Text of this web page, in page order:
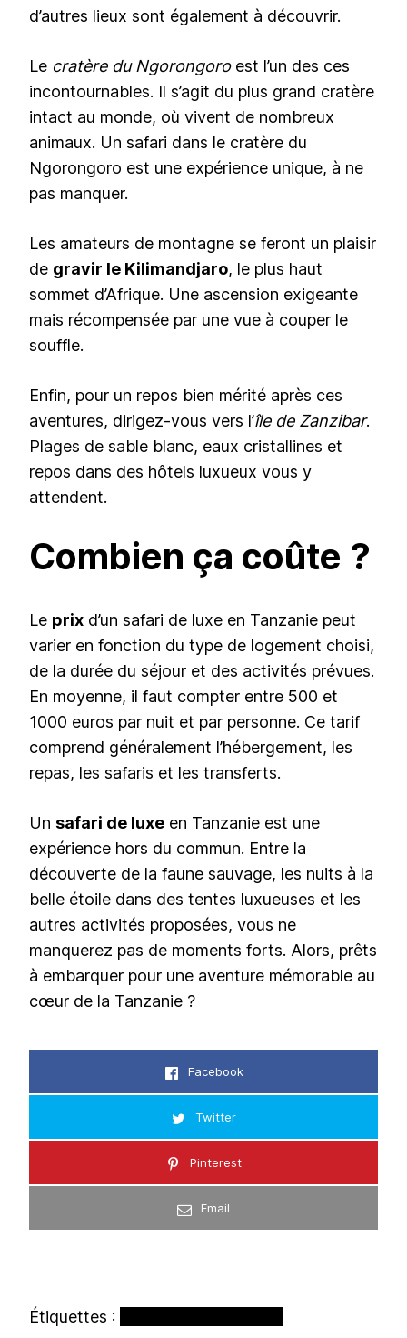
d’autres lieux sont également à découvrir.
Le cratère du Ngorongoroest l’un des ces
incontournables. Il s’agit du plus grand cratère
intact au monde, où vivent de nombreux
animaux. Un safari dans le cratère du
Ngorongoro est une expérience unique, à ne
pas manquer.
Les amateurs de montagne se feront un plaisir
de gravir le Kilimandjaro, le plus haut
sommet d’Afrique. Une ascension exigeante
mais récompensée par une vue à couper le
souffle.
Enfin, pour un repos bien mérité après ces
aventures, dirigez-vous vers l’île de Zanzibar.
Plages de sable blanc, eaux cristallines et
repos dans des hôtels luxueux vous y
attendent.
Combien ça coûte ?
Le prix d’un safari de luxe en Tanzanie peut
varier en fonction du type de logement choisi,
de la durée du séjour et des activités prévues.
En moyenne, il faut compter entre 500 et
1000 euros par nuit et par personne. Ce tarif
comprend généralement l’hébergement, les
repas, les safaris et les transferts.
Un safari de luxe en Tanzanie est une
expérience hors du commun. Entre la
découverte de la faune sauvage, les nuits à la
belle étoile dans des tentes luxueuses et les
autres activités proposées, vous ne
manquerez pas de moments forts. Alors, prêts
à embarquer pour une aventure mémorable au
cœur de la Tanzanie ?
Facebook
Twitter
Pinterest
Email
Étiquettes :